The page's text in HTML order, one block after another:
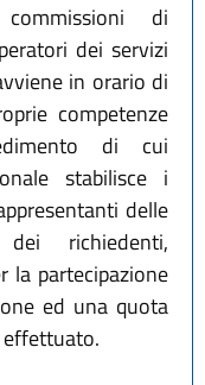
di
dei servizi
in orario di
competenze
di cui
stabilisce i
delle
richiedenti,
la partecipazione
ed una quota